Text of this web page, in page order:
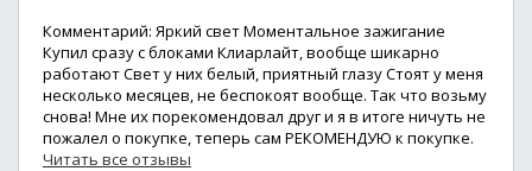
Комментарий: Яркий свет Моментальное зажигание
Купил сразу с блоками Клиарлайт, вообще шикарно
работают Свет у них белый, приятный глазу Стоят у меня
несколько месяцев, не беспокоят вообще. Так что возьму
снова! Мне их порекомендовал друг и я в итоге ничуть не
пожалел о покупке, теперь сам РЕКОМЕНДУЮ к покупке.
Читать все отзывы